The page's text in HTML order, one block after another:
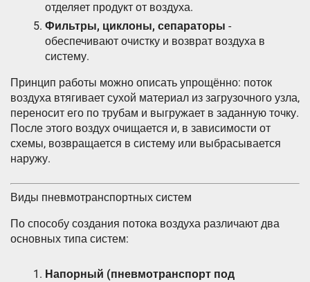
отделяет продукт от воздуха.
Фильтры, циклоны, сепараторы -
обеспечивают очистку и возврат воздуха в
систему.
Принцип работы можно описать упрощённо: поток
воздуха втягивает сухой материал из загрузочного узла,
переносит его по трубам и выгружает в заданную точку.
После этого воздух очищается и, в зависимости от
схемы, возвращается в систему или выбрасывается
наружу.
Виды пневмотранспортных систем
По способу создания потока воздуха различают два
основных типа систем:
Напорный (пневмотранспорт под